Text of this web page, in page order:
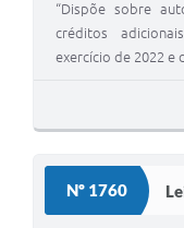
“Dispõe sobre
créditos
exercício de 2022 e
Nº 1760